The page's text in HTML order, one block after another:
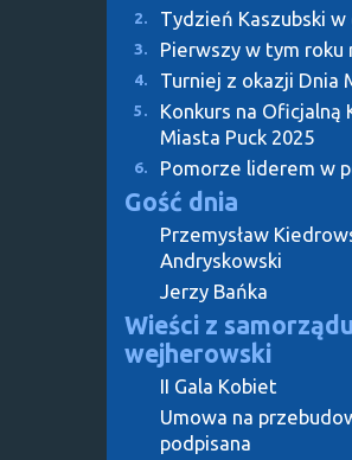
2. Tydzień Kaszubski
3. Pierwszy w tym roku
4. Turniej z okazji Dnia
5.
Konkurs na Oficjalną
Miasta Puck 2025
6. Pomorze liderem w
Gość dnia
Przemysław
Andryskowski
Jerzy Bańka
Wieści z
wejherowski
II Gala Kobiet
Umowa na
podpisana